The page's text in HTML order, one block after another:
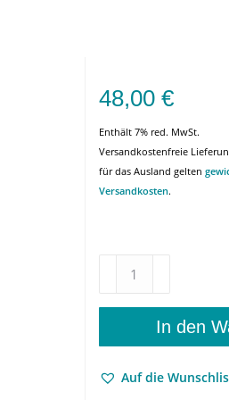
48,00 €
Enthält 7% red. MwSt.
Versandkostenfreie
für das Ausland gelten
Versandkosten.
–
Chiarini
In den
Auf die